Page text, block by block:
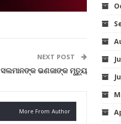
NEXT POST
ସଲମାନଙ୍କ ଭଣଜାଙ୍କ ମୃତ୍ୟୁ
More From Author